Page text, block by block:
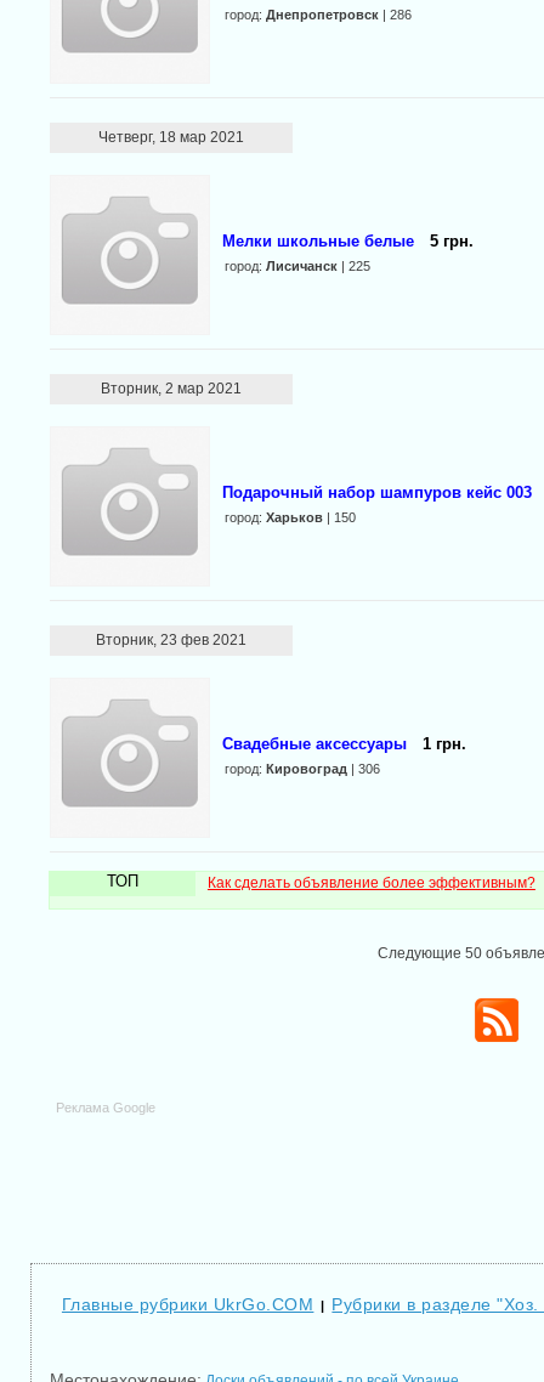
город: Днепропетровск| 286
Четверг, 18 мар 2021
Мелки школьные белые 5 грн.
город: Лисичанск| 225
Вторник, 2 мар 2021
Подарочный набор шампуров кейс 003
город: Харьков| 150
Вторник, 23 фев 2021
Свадебные аксессуары 1 грн.
город: Кировоград | 306
ТОП Как сделать объявление более эффективным?
Следующие 50
Реклама Google
Главные рубрики UkrGo.COM | Рубрики в разделе